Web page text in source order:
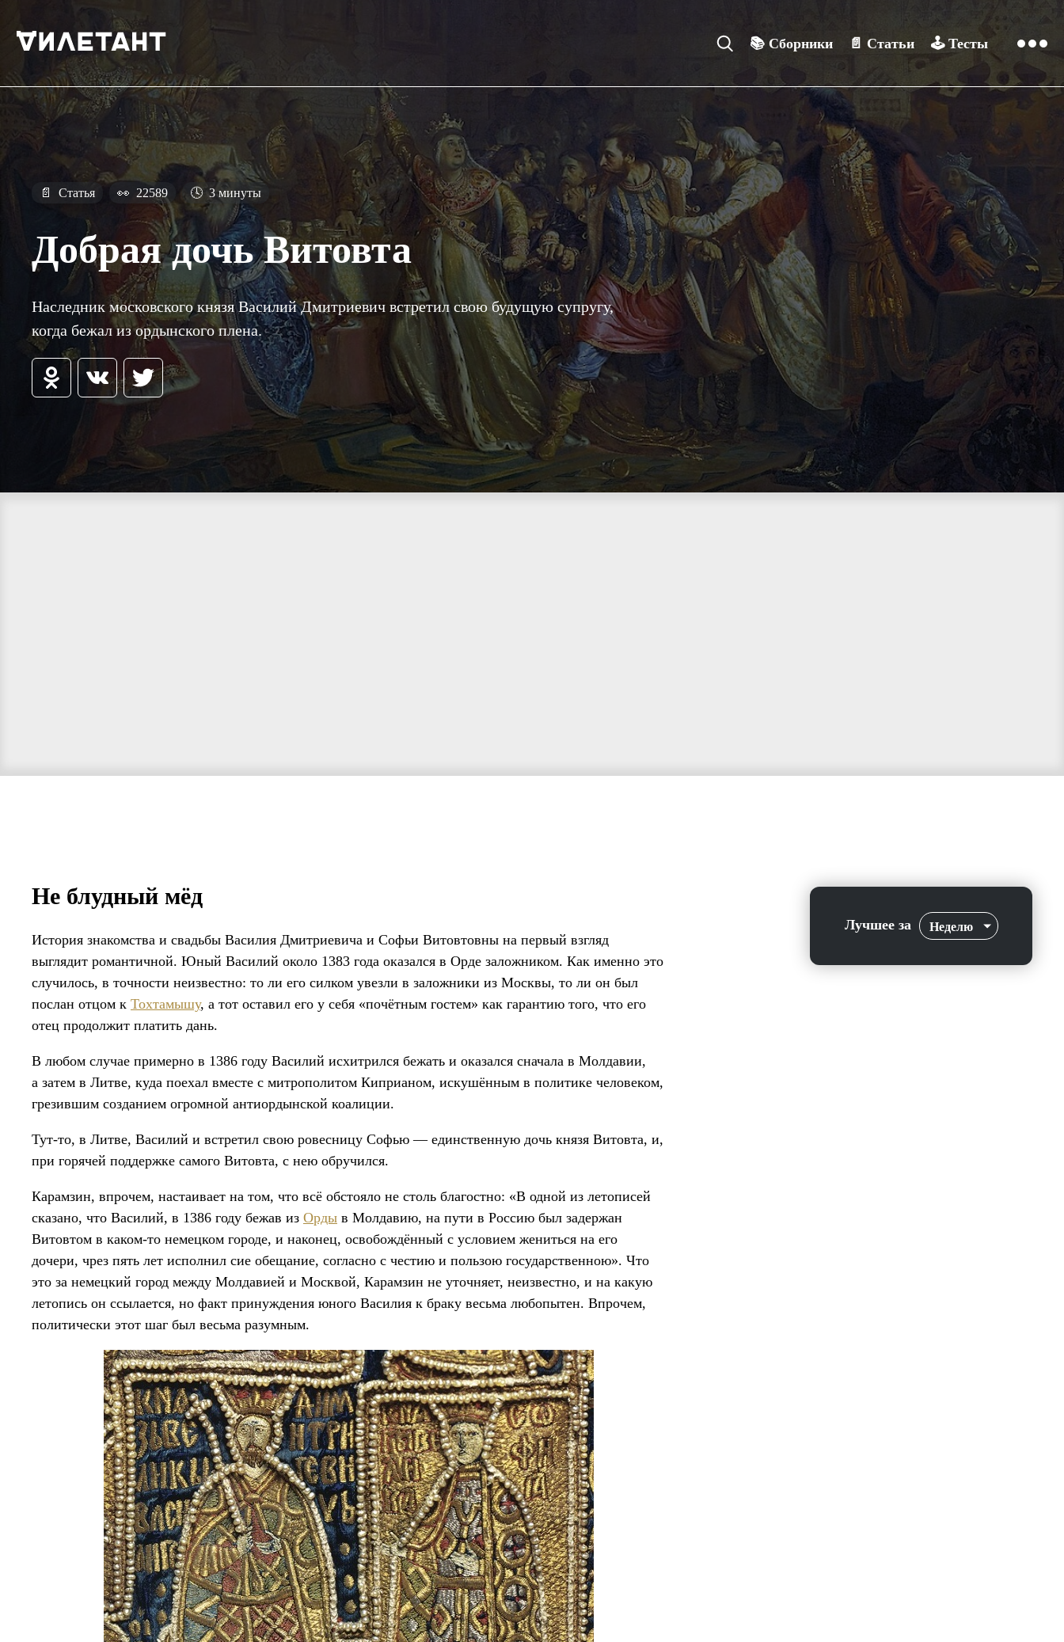
📚 Сборники 📄 Статьи 🕹️ Тесты
📄 Статья 👀 22589 🕓 3 минуты
Добрая дочь Витовта
Наследник московского князя Василий Дмитриевич встретил свою будущую супругу,
когда бежал из ордынского плена.
Не блудный мёд
История знакомства и свадьбы Василия Дмитриевича и Софьи Витовтовны на первый взгляд
выглядит романтичной. Юный Василий около 1383 года оказался в Орде заложником. Как именно это
случилось, в точности неизвестно: то ли его силком увезли в заложники из Москвы, то ли он был
послан отцом к Тохтамышу, а тот оставил его у себя «почётным гостем» как гарантию того, что его
отец продолжит платить дань.
В любом случае примерно в 1386 году Василий исхитрился бежать и оказался сначала в Молдавии,
а затем в Литве, куда поехал вместе с митрополитом Киприаном, искушённым в политике человеком,
грезившим созданием огромной антиордынской коалиции.
Тут-то, в Литве, Василий и встретил свою ровесницу Софью — единственную дочь князя Витовта, и,
при горячей поддержке самого Витовта, с нею обручился.
Карамзин, впрочем, настаивает на том, что всё обстояло не столь благостно: «В одной из летописей
сказано, что Василий, в 1386 году бежав из Орды в Молдавию, на пути в Россию был задержан
Витовтом в каком-то немецком городе, и наконец, освобождённый с условием жениться на его
дочери, чрез пять лет исполнил сие обещание, согласно с честию и пользою государственною». Что
это за немецкий город между Молдавией и Москвой, Карамзин не уточняет, неизвестно, и на какую
летопись он ссылается, но факт принуждения юного Василия к браку весьма любопытен. Впрочем,
политически этот шаг был весьма разумным.
Лучшее за Неделю